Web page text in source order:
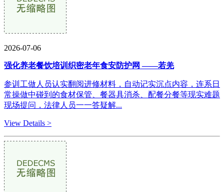
2026-07-06
强化养老餐饮培训织密老年食安防护网 ——若羌
参训工做人员认实翻阅进修材料，自动记实沉点内容，连系日
常操做中碰到的食材保管、餐器具消杀、配餐分餐等现实难题
现场提问，法律人员一一答疑解...
View Details >